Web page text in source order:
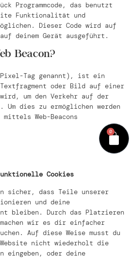
0
Programmcode, das benutzt
Funktionalität und
Dieser Code wird auf
deinem Gerät ausgeführt.
Beacon?
Pixel-Tag genannt), ist ein
oder Bild auf einer
um den Verkehr auf der
Um dies zu ermöglichen werden
Web-Beacons
Cookies
sicher, dass Teile unserer
und deine
bleiben. Durch das Platzieren
wir es dir einfacher
Auf diese Weise musst du
Website nicht wiederholt die
eingeben, oder deine